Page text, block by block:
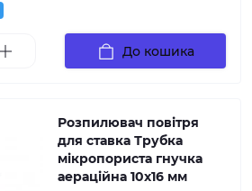
До кошика
Розпилювач повітря
для ставка Трубка
мікропориста гнучка
аераційна 10х16 мм